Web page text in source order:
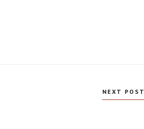
NEXT POST